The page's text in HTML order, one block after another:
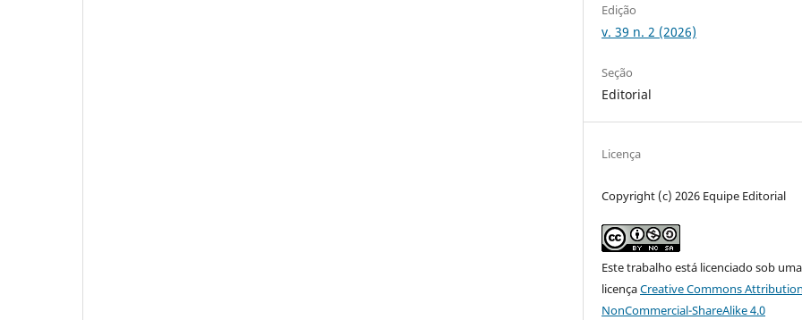
Edição
v. 39 n. 2 (2026)
Seção
Editorial
Licença
Copyright (c) 2026 Equipe Editorial
Este trabalho está licenciado sob uma
licençaCreative Commons
NonCommercial-ShareAlike 4.0